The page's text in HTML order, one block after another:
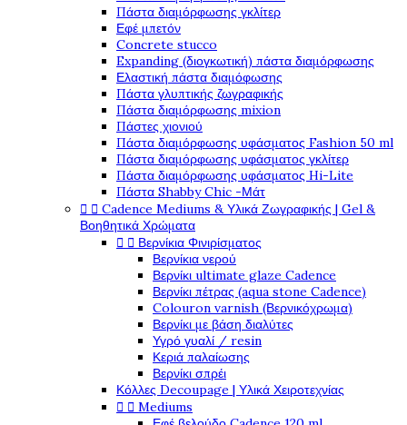
Πάστα διαμόρφωσης γκλίτερ
Εφέ μπετόν
Concrete stucco
Expanding (διογκωτική) πάστα διαμόρφωσης
Ελαστική πάστα διαμόφωσης
Πάστα γλυπτικής ζωγραφικής
Πάστα διαμόρφωσης mixion
Πάστες χιονιού
Πάστα διαμόρφωσης υφάσματος Fashion 50 ml
Πάστα διαμόρφωσης υφάσματος γκλίτερ
Πάστα διαμόρφωσης υφάσματος Hi-Lite
Πάστα Shabby Chic -Μάτ
  Cadence Mediums & Υλικά Ζωγραφικής | Gel &
Βοηθητικά Χρώματα
  Βερνίκια Φινιρίσματος
Βερνίκια νερού
Βερνίκι ultimate glaze Cadence
Βερνίκι πέτρας (aqua stone Cadence)
Colouron varnish (Βερνικόχρωμα)
Βερνίκι με βάση διαλύτες
Υγρό γυαλί / resin
Κεριά παλαίωσης
Βερνίκι σπρέι
Κόλλες Decoupage | Υλικά Χειροτεχνίας
  Mediums